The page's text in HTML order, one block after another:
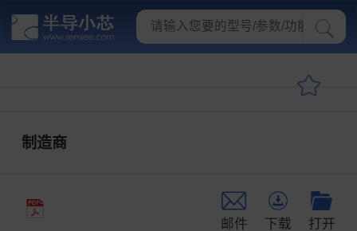
制造商
邮件 下载 打开